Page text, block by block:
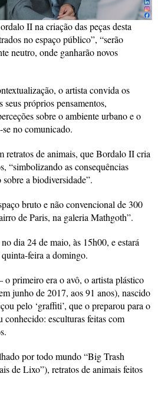
II na criação das peças desta
no espaço público”, “serão
neutro, onde ganharão novos
o artista convida os
seus próprios pensamentos,
sobre o ambiente urbano e o
se no comunicado.
retratos de animais, que Bordalo II cria
“simbolizando as consequências
a biodiversidade”.
bruto e não convencional de 300
de Paris, na galeria Mathgoth”.
dia 24 de maio, às 15h00, e estará
feira a domingo.
primeiro era o avô, o artista plástico
junho de 2017, aos 91 anos), nascido
pelo ‘graffiti’, que o preparou para o
conhecido: esculturas feitas com
por todo mundo “Big Trash
de Lixo”), retratos de animais feitos